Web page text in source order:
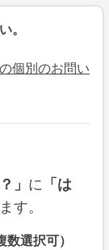
。
個別のお問い
」 に 「は
す。
選択可）